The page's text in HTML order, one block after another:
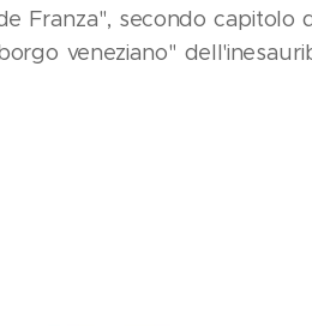
Franza", secondo capitolo
veneziano"